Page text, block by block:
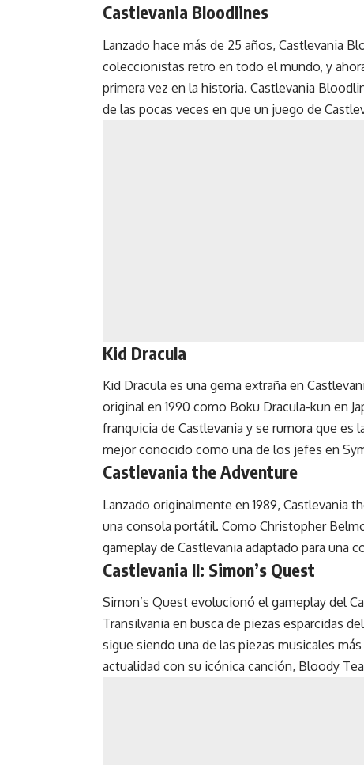
Castlevania Bloodlines
Lanzado hace más de 25 años, Castlevania
coleccionistas retro en todo el mundo, y
primera vez en la historia. Castlevania
de las pocas veces en que un juego de
Kid Dracula
Kid Dracula es una gema extraña en
original en 1990 como Boku Dracula-kun en
franquicia de Castlevania y se rumora que
mejor conocido como una de los jefes en
Castlevania the Adventure
Lanzado originalmente en 1989, Castlevania
una consola portátil. Como Christopher
gameplay de Castlevania adaptado para una
Castlevania II: Simon’s Quest
Simon’s Quest evolucionó el gameplay del
Transilvania en busca de piezas esparcidas
sigue siendo una de las piezas musicales
actualidad con su icónica canción, Bloody